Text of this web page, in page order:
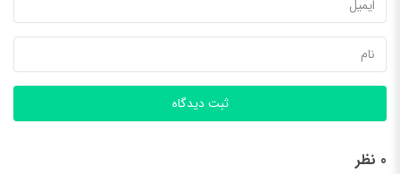
ثبت دیدگاه
0 نظر